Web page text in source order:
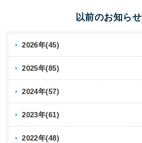
以前のお知らせ
2026年(45)
2025年(85)
2024年(57)
2023年(61)
2022年(48)